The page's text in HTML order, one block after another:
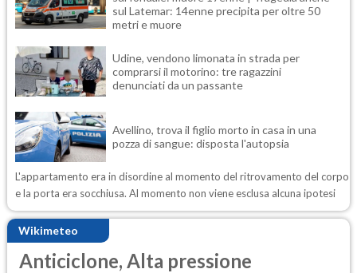
sul Latemar: 14enne precipita per oltre 50
metri e muore
Udine, vendono limonata in strada per
comprarsi il motorino: tre ragazzini
denunciati da un passante
Avellino, trova il figlio morto in casa in una
pozza di sangue: disposta l'autopsia
L'appartamento era in disordine al momento del ritrovamento del corpo
e la porta era socchiusa. Al momento non viene esclusa alcuna ipotesi
Wikimeteo
Anticiclone, Alta pressione